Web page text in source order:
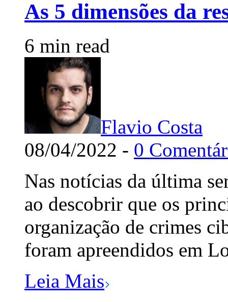
As 5 dimensões da
6 min read
Flavio Costa
08/04/2022 - 0
Nas notícias da última
ao descobrir que os
organização de crimes
foram apreendidos em
Leia Mais